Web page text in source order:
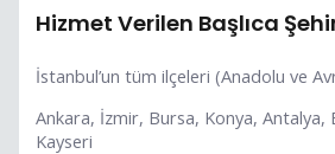
Hizmet Verilen Başlıca
İstanbul’un tüm ilçeleri (Anadolu ve
Ankara, İzmir, Bursa, Konya, Antalya,
Kayseri